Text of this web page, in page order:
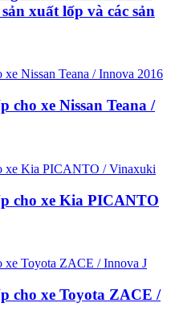
xuất lốp và các sản
cho xe Nissan Teana /
cho xe Kia PICANTO
cho xe Toyota ZACE /